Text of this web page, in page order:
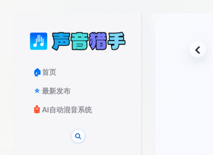
🏠首页
⭐ 最新发布
🤖 AI自动混音系统
返回